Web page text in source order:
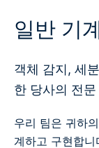
일반 기
객체 감지, 세
한 당사의 전
우리 팀은 귀하
계하고 구현합니